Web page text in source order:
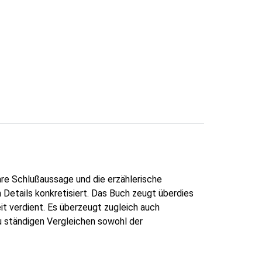
Schlußaussage und die erzählerische
konkretisiert. Das Buch zeugt überdies
verdient. Es überzeugt zugleich auch
Vergleichen sowohl der